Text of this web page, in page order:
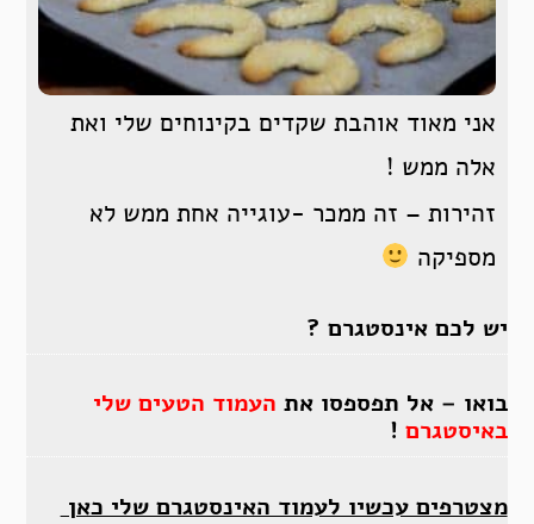
אני מאוד אוהבת שקדים בקינוחים שלי ואת
אלה ממש !
זהירות – זה ממכר -עוגייה אחת ממש לא
מספיקה
יש לכם אינסטגרם ?
בואו – אל תפספסו את העמוד הטעים שלי
באיסטגרם !
מצטרפים עכשיו לעמוד האינסטגרם שלי כאן